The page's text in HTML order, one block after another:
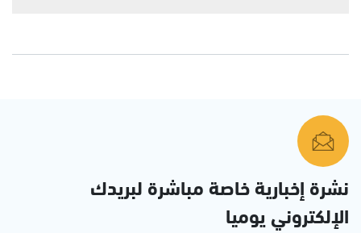
نشرة إخبارية خاصة مباشرة لبريدك
الإلكتروني يوميا